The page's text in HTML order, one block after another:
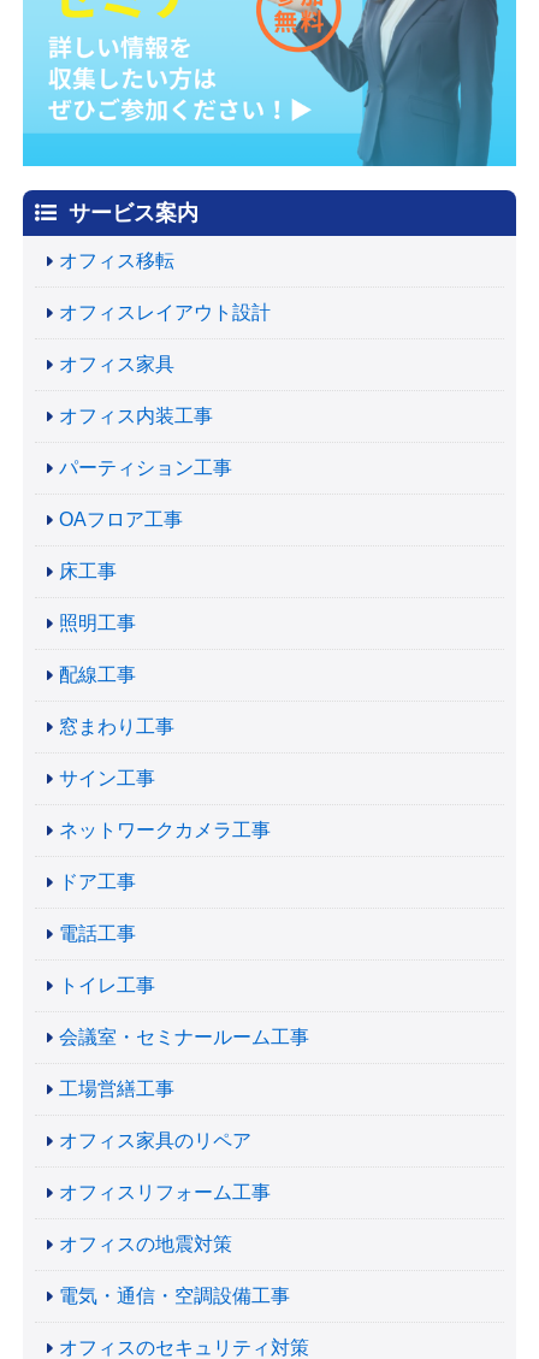
サービス案内
オフィス移転
オフィスレイアウト設計
オフィス家具
オフィス内装工事
パーティション工事
OAフロア工事
床工事
照明工事
配線工事
窓まわり工事
サイン工事
ネットワークカメラ工事
ドア工事
電話工事
トイレ工事
会議室・セミナールーム工事
工場営繕工事
オフィス家具のリペア
オフィスリフォーム工事
オフィスの地震対策
電気・通信・空調設備工事
オフィスのセキュリティ対策